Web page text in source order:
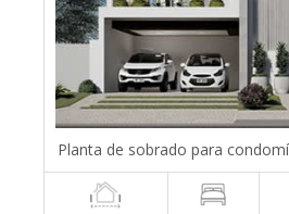
Planta de sobrado para